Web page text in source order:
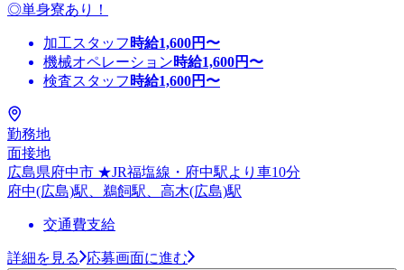
◎単身寮あり！
加工スタッフ 時給1,600円〜
機械オペレーション時給1,600円〜
検査スタッフ 時給1,600円〜
勤務地
面接地
広島県府中市 ★JR福塩線・府中駅より車10分
府中(広島)駅、鵜飼駅、高木(広島)駅
交通費支給
詳細を見る 応募画面に進む